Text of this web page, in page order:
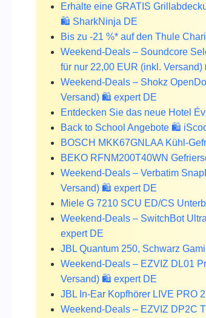
Erhalte eine GRATIS
🛍️ SharkNinja DE
Bis zu -21 %* auf den Thule
Weekend-Deals – Soundcore
für nur 22,00 EUR (inkl.
Weekend-Deals – Shokz
Versand) 🛍️ expert DE
Entdecken Sie das neue Hotel
Back to School Angebote 🛍️
BOSCH MKK67GNLAA Kühl-
BEKO RFNM200T40WN
Weekend-Deals – Verbatim
Versand) 🛍️ expert DE
Miele G 7210 SCU ED/CS
Weekend-Deals – SwitchBot
expert DE
JBL Quantum 250, Schwarz
Weekend-Deals – EZVIZ DL01
Versand) 🛍️ expert DE
JBL In-Ear Kopfhörer LIVE PRO
Weekend-Deals – EZVIZ DP2C